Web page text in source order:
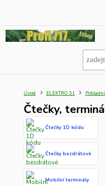
Úvod ELEKTRO S1
Čtečky,
Čtečky 1D kódu
Čtečky bezdrátové
Mobilní terminály